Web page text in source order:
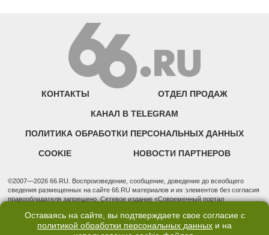
КОНТАКТЫ ОТДЕЛ ПРОДАЖ
КАНАЛ В TELEGRAM
ПОЛИТИКА ОБРАБОТКИ ПЕРСОНАЛЬНЫХ ДАННЫХ
COOKIE НОВОСТИ ПАРТНЕРОВ
©2007—2026 66.RU. Воспроизведение, сообщение, доведение до всеобщего
сведения размещенных на сайте 66.RU материалов и их элементов без согласия
правообладателя запрещено. Сетевое издание «Современный портал
надзору в сфере связи, информационных технологий и массовых коммуникаций
(Роскомнадзор). Регистрационный номер ЭЛ № ФС 77 - 76634 от 02.09.2019
Оставаясь на сайте, вы подтверждаете свое согласие с
политикой обработки персональных данных и на